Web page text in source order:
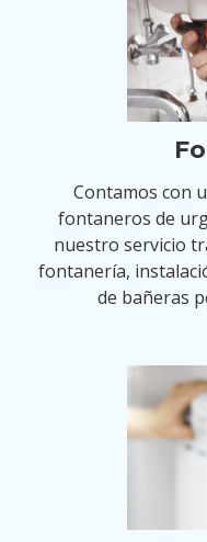
Contamos con
fontaneros de
nuestro servicio
fontanería,
de bañeras